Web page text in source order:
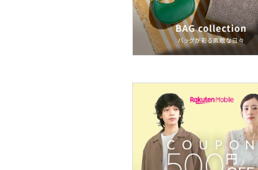
ネイル
ボディケア・オーラルケ
ヘアケア
フレグランス
メイク道具・美容器具